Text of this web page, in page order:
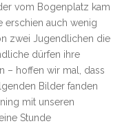
vom Bogenplatz kam
erschien auch wenig
zwei Jugendlichen die
dürfen ihre
– hoffen wir mal, dass
Bilder fanden
mit unseren
Stunde